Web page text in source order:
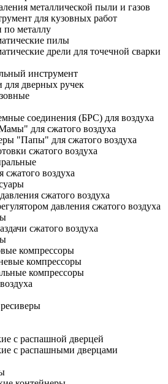
металлической пыли и газов
для кузовных работ
по металлу
пилы
дрели для точечной сварки
инструмент
дверных ручек
соединения (БРС) для воздуха
для сжатого воздуха
"Папы" для сжатого воздуха
сжатого воздуха
сжатого воздуха
сжатого воздуха
давления сжатого воздуха
сжатого воздуха
компрессоры
компрессоры
компрессоры
с распашной дверцей
с распашными дверцами